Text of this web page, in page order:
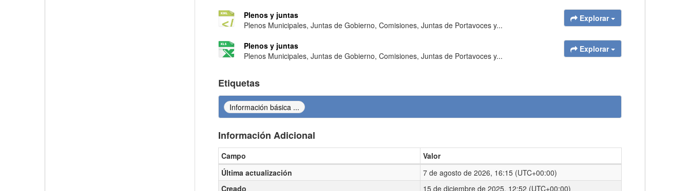
Plenos y juntas
Plenos Municipales, Juntas de Gobierno, Comisiones, Juntas de Portavoces y...
Explorar
Plenos y juntas
Plenos Municipales, Juntas de Gobierno, Comisiones, Juntas de Portavoces y...
Explorar
Etiquetas
Información básica ...
Información Adicional
Información Adicional
Campo
Valor
Última actualización
7 de agosto de 2026, 16:15 (UTC+00:00)
Creado
15 de diciembre de 2025, 12:52 (UTC+00:00)